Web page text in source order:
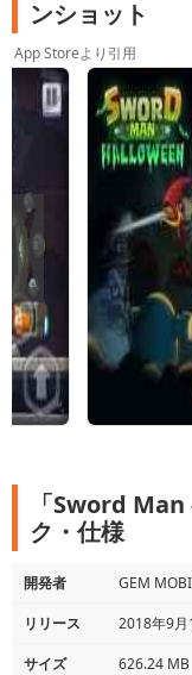
ンショット
App Storeより引用
「Sword
ク・仕様
開発者
GEM
リリース
2018年9月
サイズ
626.24 MB